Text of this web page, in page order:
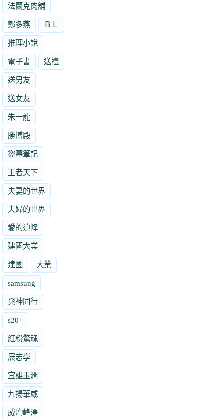
法蘭克肉舖
鄭多燕 ＢＬ
推理小說
電子書 送禮
送男友
送女友
朱一龍
勝博殿
盜墓筆記
王者天下
夫妻的世界
夫婦的世界
愛的迫降
建國大業
建國 大業
samsung
與神同行
s20+
紅粉驚魂
展志學
宜雄玉潤
九揚華威
威均峰澤